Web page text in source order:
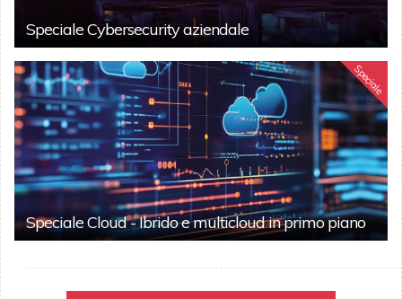
Speciale Cybersecurity aziendale
Speciale
Speciale Cloud - Ibrido e multicloud in primo piano